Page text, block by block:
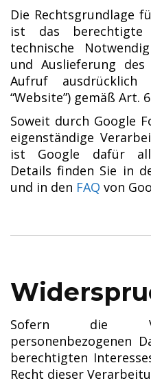
Die Rechtsgrundlage
ist das berechtigte
technische
und Auslieferung
Aufruf ausdrücklich
“Website”) gemäß Art.
Soweit durch Google
eigenständige
ist Google dafür
Details finden Sie in
und in den FAQ von
Sofern die
personenbezogenen
berechtigten
Recht dieser